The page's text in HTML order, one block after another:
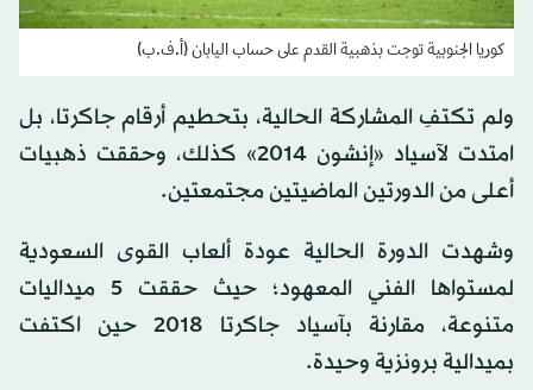
كوريا الجنوبية توجت بذهبية القدم على حساب اليابان (أ.ف.ب)
ولم تكتفِ المشاركة الحالية، بتحطيم أرقام جاكرتا، بل
امتدت لآسياد «إنشون 2014» كذلك، وحققت ذهبيات
أعلى من الدورتين الماضيتين مجتمعتين.
وشهدت الدورة الحالية عودة ألعاب القوى السعودية
لمستواها الفني المعهود؛ حيث حققت 5 ميداليات
متنوعة، مقارنة بآسياد جاكرتا 2018 حين اكتفت
بميدالية برونزية وحيدة.